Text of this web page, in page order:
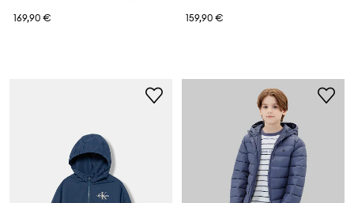
169,90 €
159,90 €